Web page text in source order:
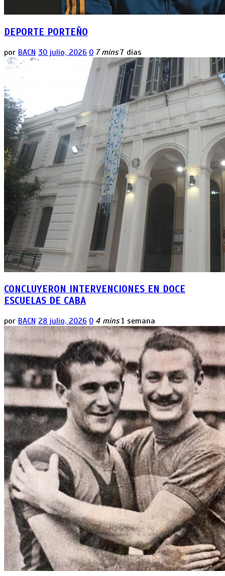
DEPORTE PORTEÑO
por BACN 30 julio, 2026 0 7 mins 7 días
CONCLUYERON INTERVENCIONES EN DOCE
ESCUELAS DE CABA
por BACN 28 julio, 2026 0 4 mins 1 semana